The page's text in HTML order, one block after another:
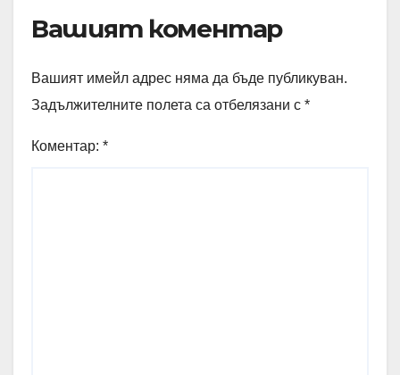
Вашият коментар
Вашият имейл адрес няма да бъде публикуван.
Задължителните полета са отбелязани с *
Коментар: *